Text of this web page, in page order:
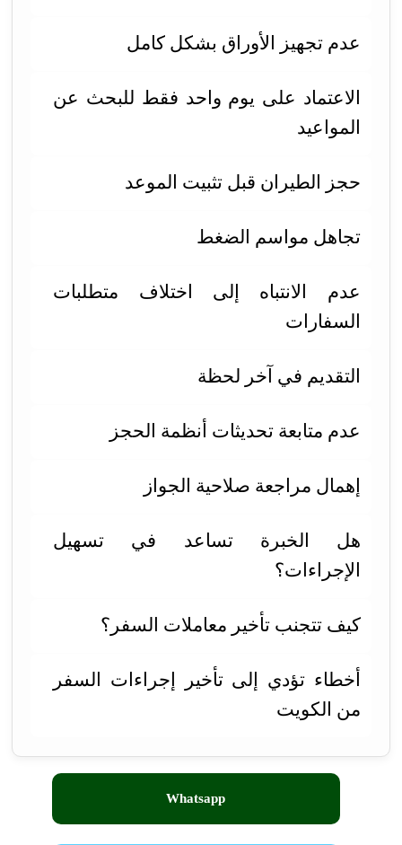
عدم تجهيز الأوراق بشكل كامل
الاعتماد على يوم واحد فقط للبحث عن
المواعيد
حجز الطيران قبل تثبيت الموعد
تجاهل مواسم الضغط
عدم الانتباه إلى اختلاف متطلبات
السفارات
التقديم في آخر لحظة
عدم متابعة تحديثات أنظمة الحجز
إهمال مراجعة صلاحية الجواز
هل الخبرة تساعد في تسهيل
الإجراءات؟
كيف تتجنب تأخير معاملات السفر؟
أخطاء تؤدي إلى تأخير إجراءات السفر
من الكويت
Whatsapp